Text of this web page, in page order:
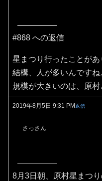
#868 への返信
星まつり行ったことがあ
結構、人が多いんですね
規模が大きいのは、原
2019年8月5日 9:31 PM返信
さっさん
8月3日朝、原村星まつ